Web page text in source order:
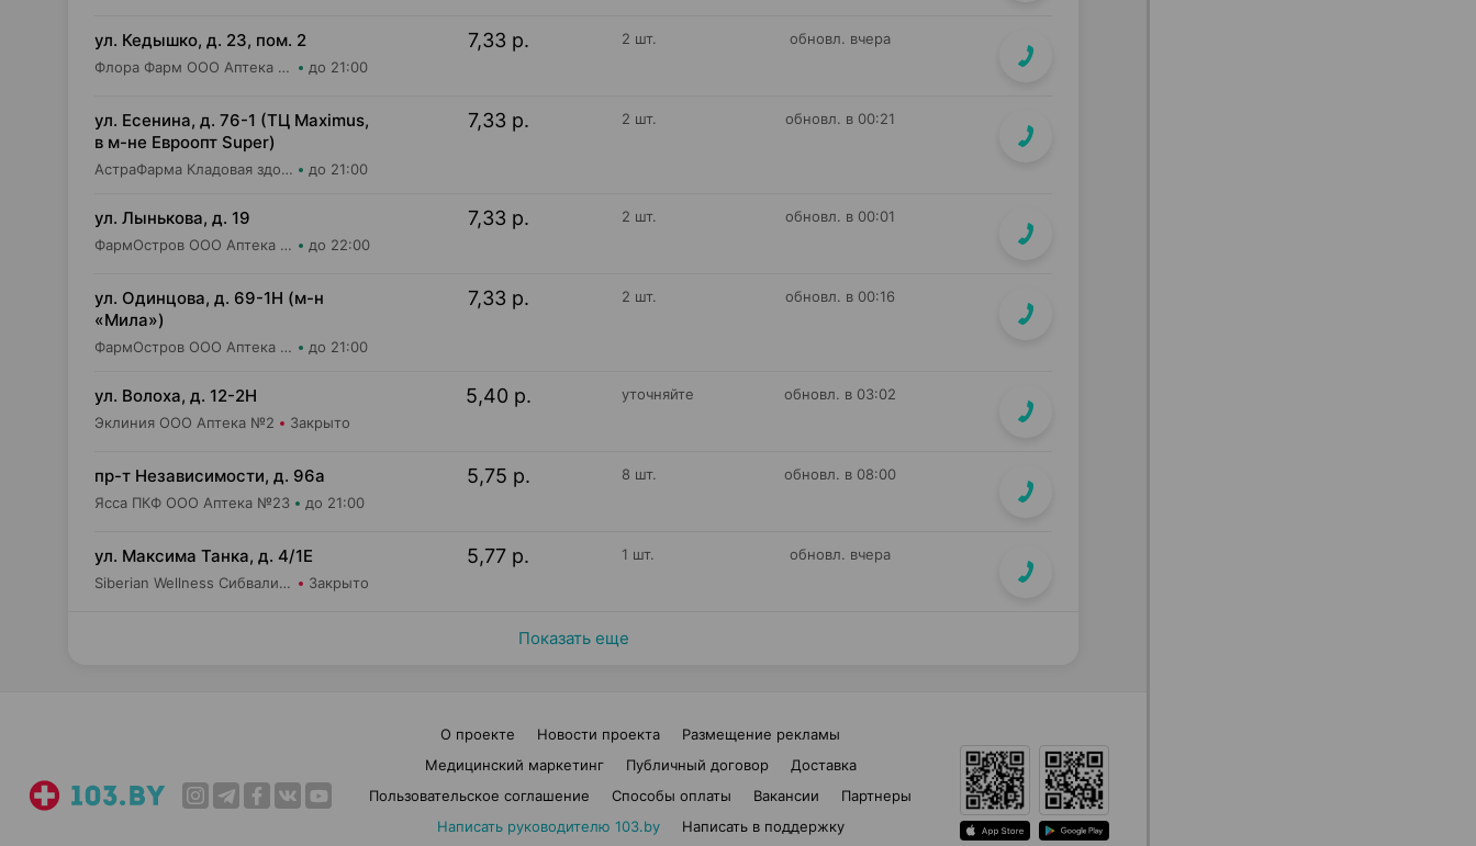
ул. Кедышко, д. 23, пом. 2
Флора Фарм ООО Аптека №21 до 21:00
7,33 р. 2 шт. обновл. вчера
ул. Есенина, д. 76-1 (ТЦ Maximus,
в м-не Евроопт Super)
АстраФарма Кладовая здоровья ООО Аптека №9 до 21:00
7,33 р. 2 шт. обновл. в 00:21
ул. Лынькова, д. 19
ФармОстров ООО Аптека №7 на Лынькова до 22:00
7,33 р. 2 шт. обновл. в 00:01
ул. Одинцова, д. 69-1Н (м-н
«Мила»)
ФармОстров ООО Аптека №16 на Одинцова до 21:00
7,33 р. 2 шт. обновл. в 00:16
ул. Волоха, д. 12-2Н
Эклиния ООО Аптека №2 Закрыто
5,40 р. уточняйте обновл. в 03:02
пр-т Независимости, д. 96а
Ясса ПКФ ООО Аптека №23 до 21:00
5,75 р. 8 шт. обновл. в 08:00
ул. Максима Танка, д. 4/1Е
Siberian Wellness Сибвалио-Бел ИООО Аптека №1 Закрыто
5,77 р. 1 шт. обновл. вчера
Показать еще
О проекте Новости проекта
Размещение рекламы
Медицинский маркетинг
Публичный договор
Доставка
Пользовательское соглашение
Способы оплаты Вакансии
Партнеры
Написать руководителю 103.by
Написать в поддержку